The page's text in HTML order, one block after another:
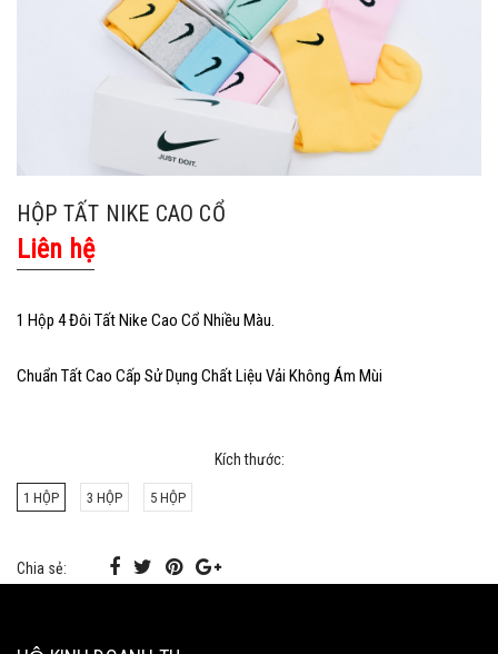
HỘP TẤT NIKE CAO CỔ
Liên hệ
1 Hộp 4 Đôi Tất Nike Cao Cổ Nhiều Màu.
Chuẩn Tất Cao Cấp Sử Dụng Chất Liệu Vải Không Ám Mùi
Kích thước:
1 HỘP 3 HỘP 5 HỘP
Chia sẻ: